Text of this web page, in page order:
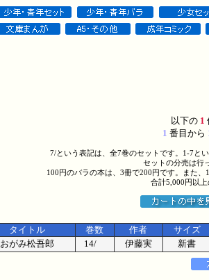
以下の1
1 番目から
7/という表記は、全7巻のセットです。1-7と
セットの分売は行
100円のバラの本は、3冊で200円です。また
合計5,000円以
タイトル 巻数 作者
サイズ
おがみ松吾郎 14/ 伊藤実 新書